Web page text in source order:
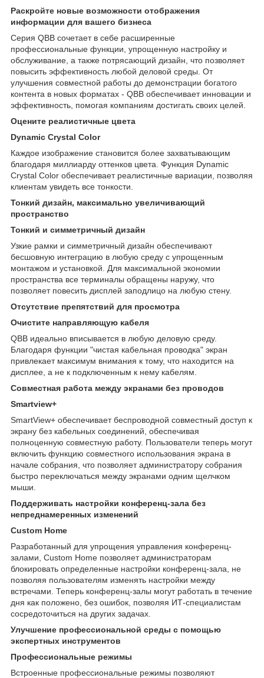
Раскройте новые возможности отображения
информации для вашего бизнеса
Серия QBB сочетает в себе расширенные
профессиональные функции, упрощенную настройку и
обслуживание, а также потрясающий дизайн, что позволяет
повысить эффективность любой деловой среды. От
улучшения совместной работы до демонстрации богатого
контента в новых форматах - QBB обеспечивает инновации и
эффективность, помогая компаниям достигать своих целей.
Оцените реалистичные цвета
Dynamic Crystal Color
Каждое изображение становится более захватывающим
благодаря миллиарду оттенков цвета. Функция Dynamic
Crystal Color обеспечивает реалистичные вариации, позволяя
клиентам увидеть все тонкости.
Тонкий дизайн, максимально увеличивающий
пространство
Тонкий и симметричный дизайн
Узкие рамки и симметричный дизайн обеспечивают
бесшовную интеграцию в любую среду с упрощенным
монтажом и установкой. Для максимальной экономии
пространства все терминалы обращены наружу, что
позволяет повесить дисплей заподлицо на любую стену.
Отсутствие препятствий для просмотра
Очистите направляющую кабеля
QBB идеально вписывается в любую деловую среду.
Благодаря функции "чистая кабельная проводка" экран
привлекает максимум внимания к тому, что находится на
дисплее, а не к подключенным к нему кабелям.
Совместная работа между экранами без проводов
Smartview+
SmartView+ обеспечивает беспроводной совместный доступ к
экрану без кабельных соединений, обеспечивая
полноценную совместную работу. Пользователи теперь могут
включить функцию совместного использования экрана в
начале собрания, что позволяет администратору собрания
быстро переключаться между экранами одним щелчком
мыши.
Поддерживать настройки конференц-зала без
непреднамеренных изменений
Custom Home
Разработанный для упрощения управления конференц-
залами, Custom Home позволяет администраторам
блокировать определенные настройки конференц-зала, не
позволяя пользователям изменять настройки между
встречами. Теперь конференц-залы могут работать в течение
дня как положено, без ошибок, позволяя ИТ-специалистам
сосредоточиться на других задачах.
Улучшение профессиональной среды с помощью
экспертных инструментов
Профессиональные режимы
Встроенные профессиональные режимы позволяют